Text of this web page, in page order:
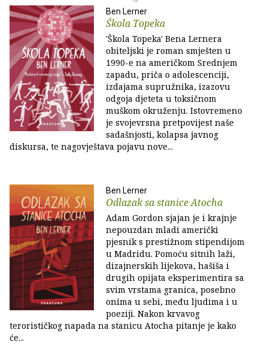
Ben Lerner
Škola Topeka
'Škola Topeka' Bena Lernera
obiteljski je roman smješten u
1990-e na američkom Srednjem
zapadu, priča o adolescenciji,
izdajama supružnika, izazovu
odgoja djeteta u toksičnom
muškom okruženju. Istovremeno
je svojevrsna pretpovijest naše
sadašnjosti, kolapsa javnog
diskursa, te nagovještava pojavu nove...
Ben Lerner
Odlazak sa stanice Atocha
Adam Gordon sjajan je i krajnje
nepouzdan mladi američki
pjesnik s prestižnom stipendijom
u Madridu. Pomoću sitnih laži,
dizajnerskih lijekova, hašiša i
drugih opijata eksperimentira sa
svim vrstama granica, posebno
onima u sebi, među ljudima i u
poeziji. Nakon krvavog
terorističkog napada na stanicu Atocha pitanje je kako
će...